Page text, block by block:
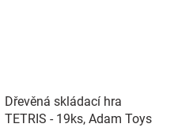
Dřevěná skládací hra
TETRIS - 19ks, Adam Toys